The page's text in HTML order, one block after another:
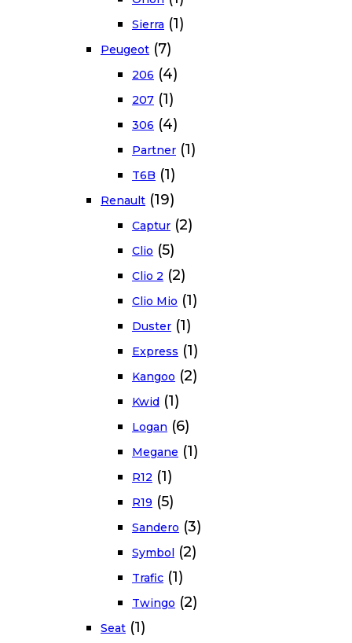
Sierra (1)
Peugeot (7)
206 (4)
207 (1)
306 (4)
Partner (1)
T6B (1)
Renault (19)
Captur (2)
Clio (5)
Clio 2 (2)
Clio Mio (1)
Duster (1)
Express (1)
Kangoo (2)
Kwid (1)
Logan (6)
Megane (1)
R12 (1)
R19 (5)
Sandero (3)
Symbol (2)
Trafic (1)
Twingo (2)
Seat (1)